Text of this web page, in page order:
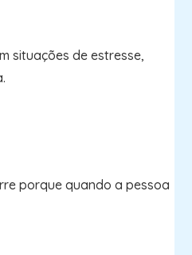
situações de estresse,
porque quando a pessoa